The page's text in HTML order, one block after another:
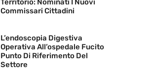
Territorio: Nominati I Nuovi
Commissari Cittadini
L’endoscopia Digestiva
Operativa All’ospedale Fucito
Punto Di Riferimento Del
Settore